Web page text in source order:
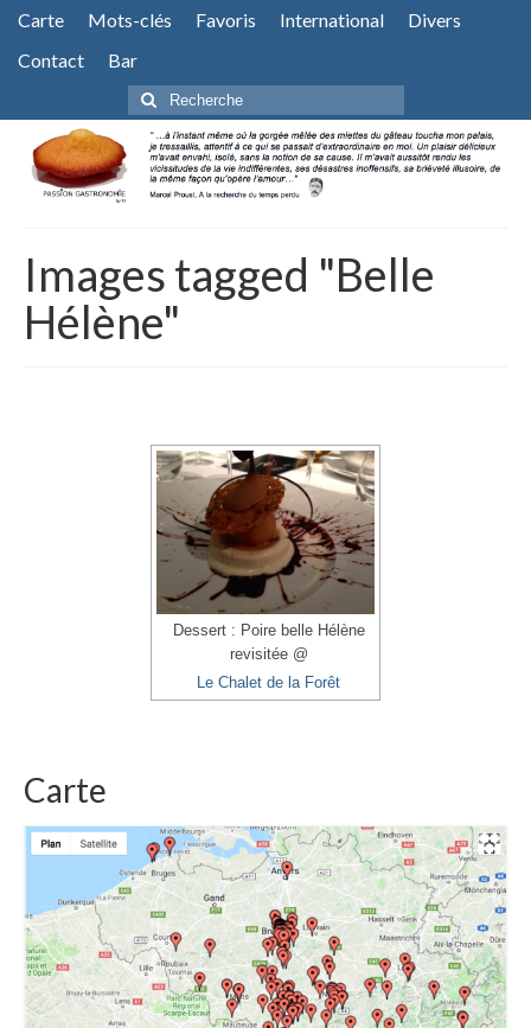
Carte Mots-clés Favoris International
Divers
Contact
Bar
Rechercher
:
Images tagged "Belle
Hélène"
Dessert : Poire belle Hélène
revisitée @
Le Chalet de la Forêt
Carte